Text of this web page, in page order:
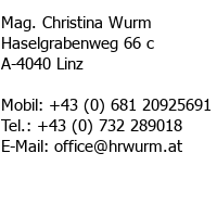
Mag. Christina Wurm
Haselgrabenweg 66 c
A-4040 Linz
Mobil: +43 (0) 681 20925691
Tel.: +43 (0) 732 289018
E-Mail: office@hrwurm.at